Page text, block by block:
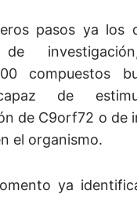
pasos ya los
compuestos
de
de C9orf72 o de
el organismo.
ya